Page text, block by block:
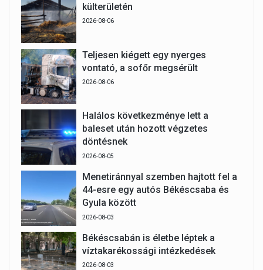
külterületén
2026-08-06
Teljesen kiégett egy nyerges
vontató, a sofőr megsérült
2026-08-06
Halálos következménye lett a
baleset után hozott végzetes
döntésnek
2026-08-05
Menetiránnyal szemben hajtott fel a
44-esre egy autós Békéscsaba és
Gyula között
2026-08-03
Békéscsabán is életbe léptek a
víztakarékossági intézkedések
2026-08-03